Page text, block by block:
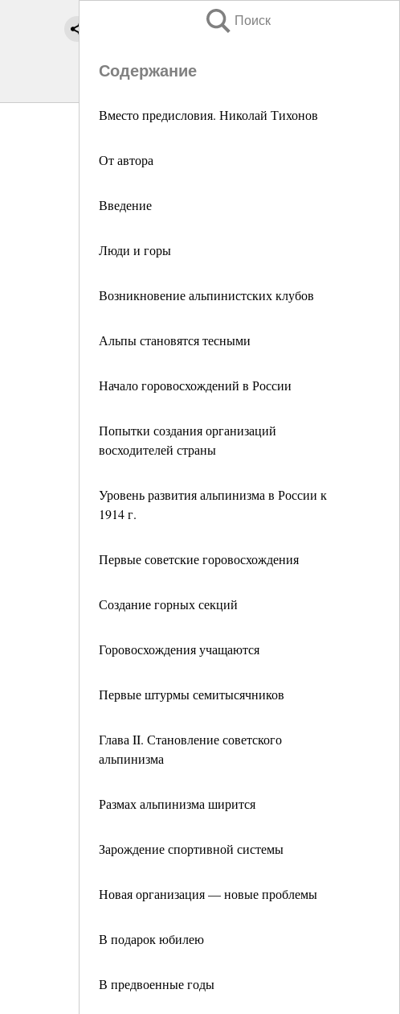
Поиск
Содержание
Вместо предисловия. Николай Тихонов
От автора
Введение
Люди и горы
Возникновение альпинистских клубов
Альпы становятся тесными
Начало горовосхождений в России
Попытки создания организаций
восходителей страны
Уровень развития альпинизма в России к
1914 г.
Первые советские горовосхождения
Создание горных секций
Горовосхождения учащаются
Первые штурмы семитысячников
Глава II. Становление советского
альпинизма
Размах альпинизма ширится
Зарождение спортивной системы
Новая организация — новые проблемы
В подарок юбилею
В предвоенные годы